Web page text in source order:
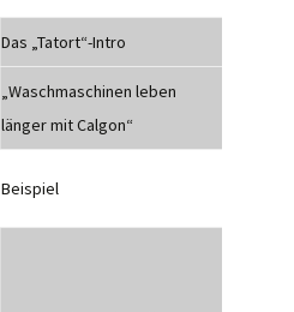
Das „Tatort“-Intro
„Waschmaschinen leben
länger mit Calgon“
Beispiel